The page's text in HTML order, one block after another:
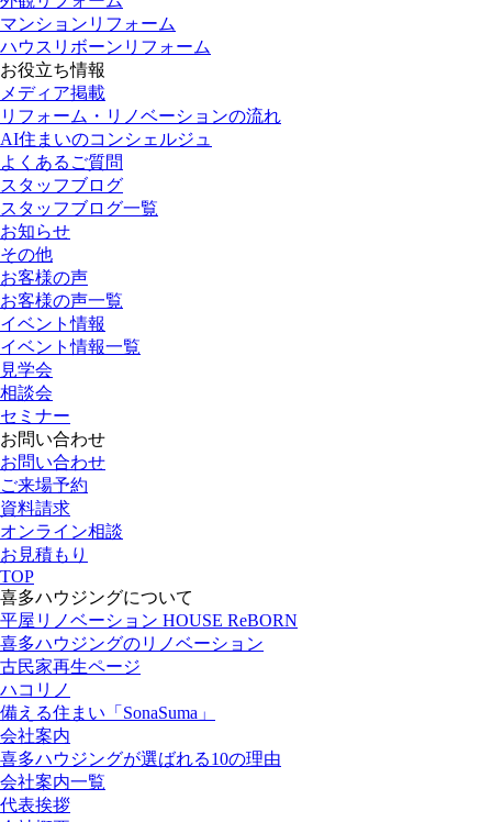
マンションリフォーム
ハウスリボーンリフォーム
お役立ち情報
メディア掲載
リフォーム・リノベーションの流れ
AI住まいのコンシェルジュ
よくあるご質問
スタッフブログ
スタッフブログ一覧
お知らせ
その他
お客様の声
お客様の声一覧
イベント情報
イベント情報一覧
見学会
相談会
セミナー
お問い合わせ
お問い合わせ
ご来場予約
資料請求
オンライン相談
お見積もり
TOP
喜多ハウジングについて
平屋リノベーション HOUSE ReBORN
喜多ハウジングのリノベーション
古民家再生ページ
ハコリノ
備える住まい「SonaSuma」
会社案内
喜多ハウジングが選ばれる10の理由
会社案内一覧
代表挨拶